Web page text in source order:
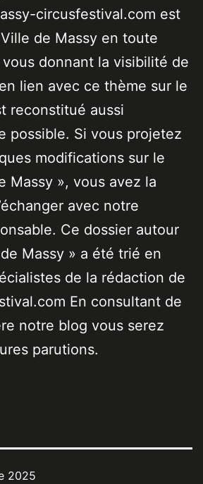
circusfestival.com est
de Massy en toute
donnant la visibilité de
lien avec ce thème sur le
reconstitué aussi
possible. Si vous projetez
modifications sur le
Massy », vous avez la
avec notre
Ce dossier autour
Massy » a été trié en
de la rédaction de
En consultant de
notre blog vous serez
parutions.
2025